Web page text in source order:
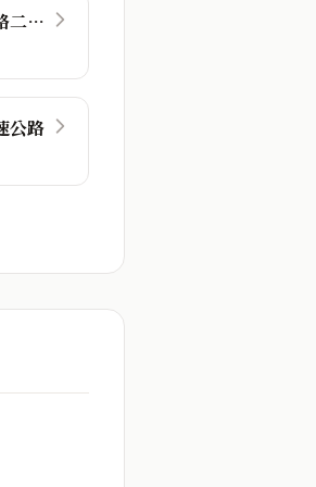
淡水區八勢里中正東路二段48巷
公路